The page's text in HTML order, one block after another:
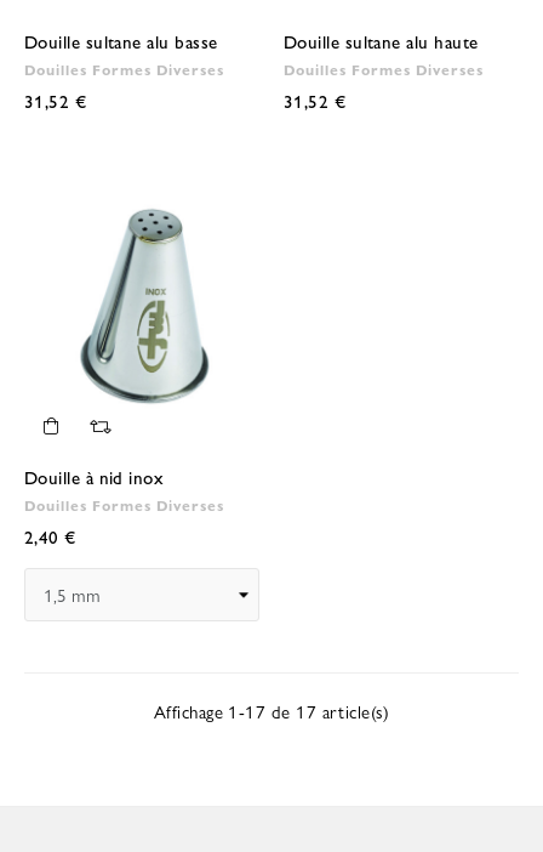
Douille sultane alu basse
Douilles Formes Diverses
31,52 €
Douille sultane alu haute
Douilles Formes Diverses
31,52 €
Douille à nid inox
Douilles Formes Diverses
2,40 €
Affichage 1-17 de 17 article(s)